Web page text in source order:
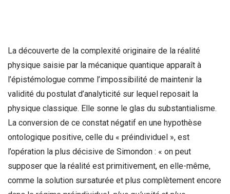
La découverte de la complexité originaire de la réalité
physique saisie par la mécanique quantique apparaît à
l’épistémologue comme l’impossibilité de maintenir la
validité du postulat d’analyticité sur lequel reposait la
physique classique. Elle sonne le glas du substantialisme.
La conversion de ce constat négatif en une hypothèse
ontologique positive, celle du « préindividuel », est
l’opération la plus décisive de Simondon : « on peut
supposer que la réalité est primitivement, en elle-même,
comme la solution sursaturée et plus complètement encore